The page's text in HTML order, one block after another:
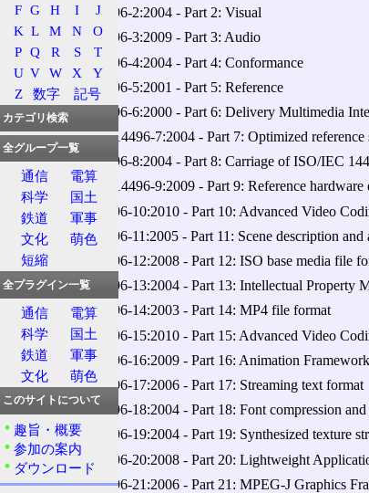
ISO/IEC 14496-2:2004 ‐ Part 2: Visual
ISO/IEC 14496-3:2009 ‐ Part 3: Audio
ISO/IEC 14496-4:2004 ‐ Part 4: Conformance
ISO/IEC 14496-5:2001 ‐ Part 5: Reference
ISO/IEC 14496-6:2000 ‐ Part 6: Delivery Multimedia
ISO/IEC TR 14496-7:2004 ‐ Part 7: Optimized
ISO/IEC 14496-8:2004 ‐ Part 8: Carriage of ISO/IEC
ISO/IEC TR 14496-9:2009 ‐ Part 9: Reference hardware
ISO/IEC 14496-10:2010 ‐ Part 10: Advanced Video
ISO/IEC 14496-11:2005 ‐ Part 11: Scene description
ISO/IEC 14496-12:2008 ‐ Part 12: ISO base media file
ISO/IEC 14496-13:2004 ‐ Part 13: Intellectual Property
ISO/IEC 14496-14:2003 ‐ Part 14: MP4 file format
ISO/IEC 14496-15:2010 ‐ Part 15: Advanced Video
ISO/IEC 14496-16:2009 ‐ Part 16: Animation
ISO/IEC 14496-17:2006 ‐ Part 17: Streaming text format
ISO/IEC 14496-18:2004 ‐ Part 18: Font compression
ISO/IEC 14496-19:2004 ‐ Part 19: Synthesized texture
ISO/IEC 14496-20:2008 ‐ Part 20: Lightweight
ISO/IEC 14496-21:2006 ‐ Part 21: MPEG-J Graphics
F G H I
J
K L M N
O
P Q R S
T
U V W X
Y
Z
数字 記号
カテゴリ検索
全グループ一覧
通信
電算
科学
国土
鉄道
軍事
文化
萌色
短縮
全プラグイン一覧
通信
電算
科学
国土
鉄道
軍事
文化
萌色
このサイトについて
趣旨・概要
参加の案内
ダウンロード